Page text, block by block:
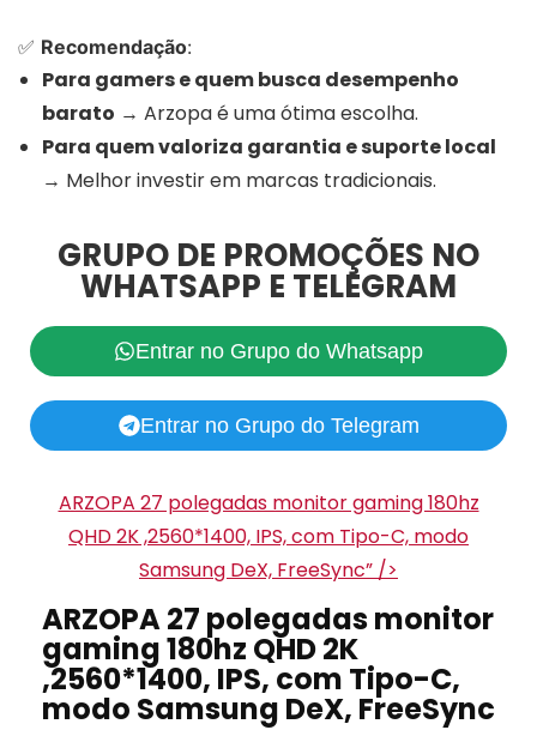
✅ Recomendação:
Para gamers e quem busca desempenho
barato → Arzopa é uma ótima escolha.
Para quem valoriza garantia e suporte local
→ Melhor investir em marcas tradicionais.
GRUPO DE PROMOÇÕES NO
WHATSAPP E TELEGRAM
Entrar no Grupo do Whatsapp
Entrar no Grupo do Telegram
ARZOPA 27 polegadas monitor gaming 180hz
QHD 2K ,2560*1400, IPS, com Tipo-C, modo
Samsung DeX, FreeSync” />
ARZOPA 27 polegadas monitor
gaming 180hz QHD 2K
,2560*1400, IPS, com Tipo-C,
modo Samsung DeX, FreeSync